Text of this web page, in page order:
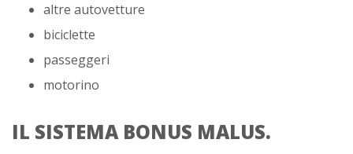
altre autovetture
biciclette
passeggeri
motorino
IL SISTEMA BONUS MALUS.